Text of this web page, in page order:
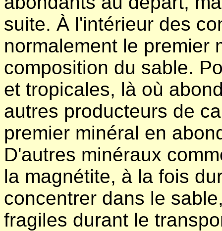
suite. À l'intérieur des
normalement le premier
composition du sable.
et tropicales, là où
autres producteurs de
premier minéral en
D'autres minéraux
la magnétite, à la fois
concentrer dans le
fragiles durant le